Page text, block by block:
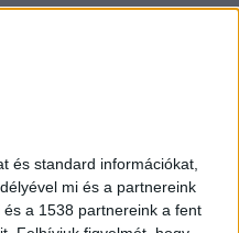
és standard információkat,
mi és a partnereink
a 1538 partnereink a fent